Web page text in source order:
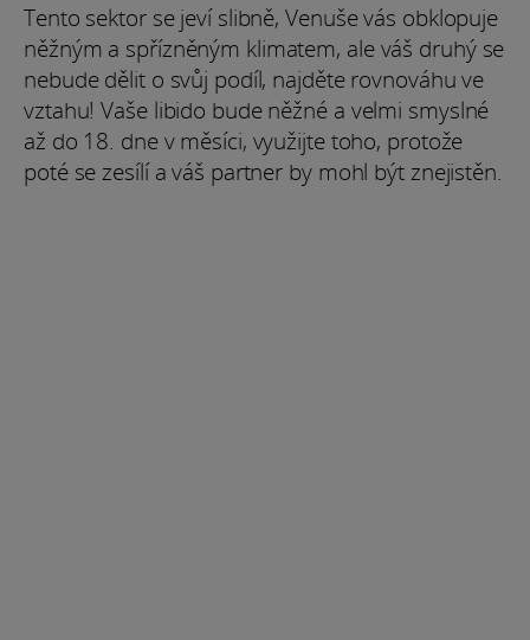
Tento sektor se jeví slibně, Venuše vás obklopuje
něžným a spřízněným klimatem, ale váš druhý se
nebude dělit o svůj podíl, najděte rovnováhu ve
vztahu! Vaše libido bude něžné a velmi smyslné
až do 18. dne v měsíci, využijte toho, protože
poté se zesílí a váš partner by mohl být znejistěn.